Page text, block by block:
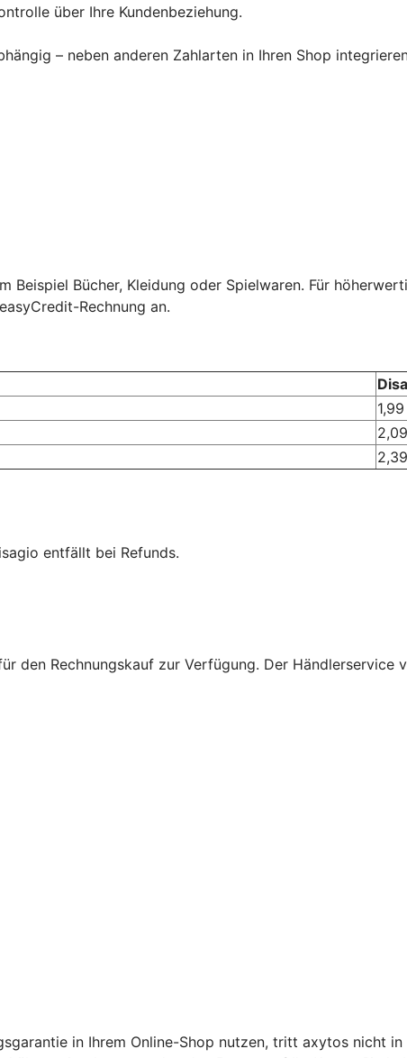
über Ihre Kundenbeziehung.
– neben anderen Zahlarten in Ihren Shop
Bücher, Kleidung oder Spielwaren. Für
Rechnung an.
entfällt bei Refunds.
den Rechnungskauf zur Verfügung. Der
in Ihrem Online-Shop nutzen, tritt axytos nicht